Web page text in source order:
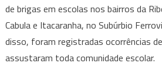
de brigas em escolas nos bairros da
Cabula e Itacaranha, no Subúrbio
disso, foram registradas ocorrências
assustaram toda comunidade escolar.